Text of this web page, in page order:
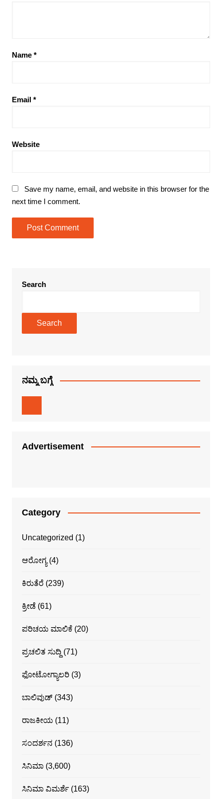
Name *
Email *
Website
Save my name, email, and website in this browser for the
next time I comment.
Search
Search
ನಮ್ಮ ಬಗ್ಗೆ
Advertisement
Category
Uncategorized (1)
ಆರೋಗ್ಯ(4)
ಕಿರುತೆರೆ(239)
ಕ್ರೀಡೆ(61)
ಪರಿಚಯ ಮಾಲಿಕೆ(20)
ಪ್ರಚಲಿತ ಸುದ್ದಿ (71)
ಫೋಟೋಗ್ಯಾಲರಿ(3)
ಬಾಲಿವುಡ್(343)
ರಾಜಕೀಯ(11)
ಸಂದರ್ಶನ (136)
ಸಿನಿಮಾ(3,600)
ಸಿನಿಮಾ ವಿಮರ್ಶೆ(163)